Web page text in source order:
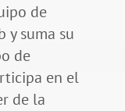
de
y suma su
de
en el
de la